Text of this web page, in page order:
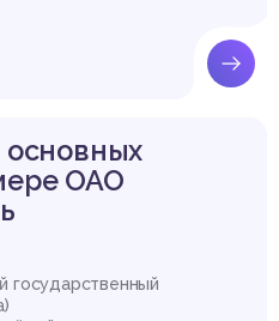
основных
ОАО
государственный